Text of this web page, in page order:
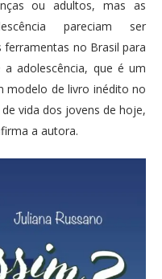
ou adultos, mas as
pareciam ser
ferramentas no Brasil para
adolescência, que é um
modelo de livro inédito no
vida dos jovens de hoje,
a autora.